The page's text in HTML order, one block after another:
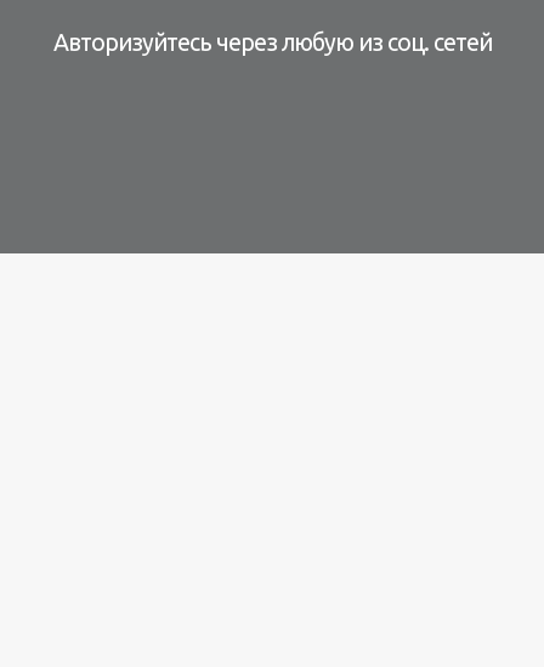
Авторизуйтесь через любую из соц. сетей